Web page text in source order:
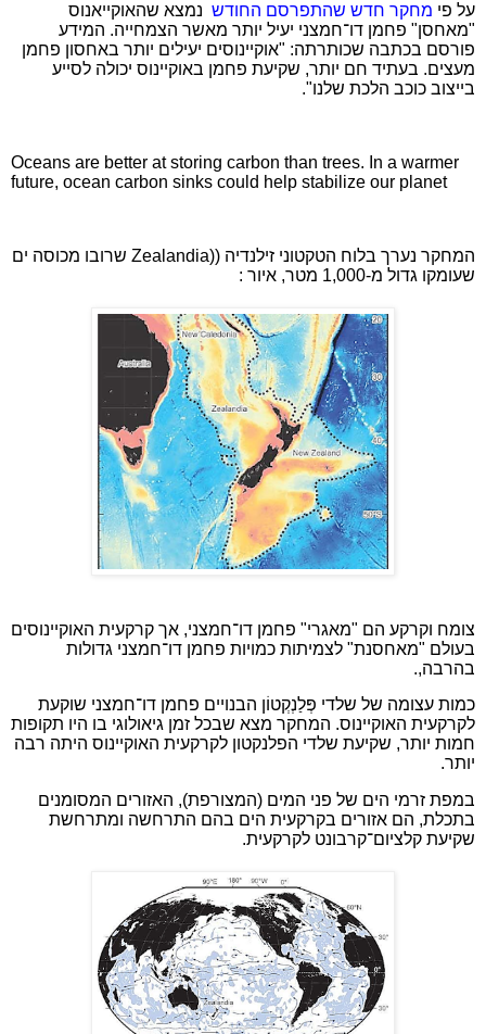
על פי מחקר חדש שהתפרסם החודש נמצא שהאוקייאנוס
"מאחסן" פחמן דו־חמצני יעיל יותר מאשר הצמחייה. המידע
פורסם בכתבה שכותרתה: "אוקיינוסים יעילים יותר באחסון פחמן
מעצים. בעתיד חם יותר, שקיעת פחמן באוקיינוס יכולה לסייע
בייצוב כוכב הלכת שלנו".
Oceans are better at storing carbon than trees. In a warmer
future, ocean carbon sinks could help stabilize our planet
המחקר נערך בלוח הטקטוני זילנדיה ((Zealandia שרובו מכוסה ים
שעומקו גדול מ-1,000 מטר, איור :
צומח וקרקע הם "מאגרי" פחמן דו־חמצני, אך קרקעית האוקיינוסים
בעולם "מאחסנת" לצמיתות כמויות פחמן דו־חמצני גדולות
בהרבה,.
כמות עצומה של שלדי פְּלַנְקְטוֹן הבנויים פחמן דו־חמצני שוקעת
לקרקעית האוקיינוס. המחקר מצא שבכל זמן גיאולוגי בו היו תקופות
חמות יותר, שקיעת שלדי הפלנקטון לקרקעית האוקיינוס היתה רבה
יותר.
במפת זרמי הים של פני המים (המצורפת), האזורים המסומנים
בתכלת, הם אזורים בקרקעית הים בהם התרחשה ומתרחשת
שקיעת קלציום־קרבונט לקרקעית.